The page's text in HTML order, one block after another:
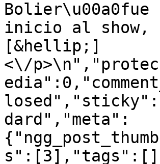
inicio al show,
[&hellip;]
<\/
dard","meta":